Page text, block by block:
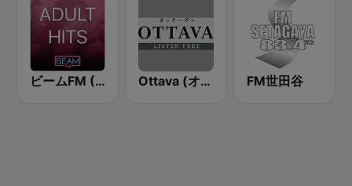
ビームFM (Beam FM) - Adult Hits Ottava (オッターヴァ) FM世田谷